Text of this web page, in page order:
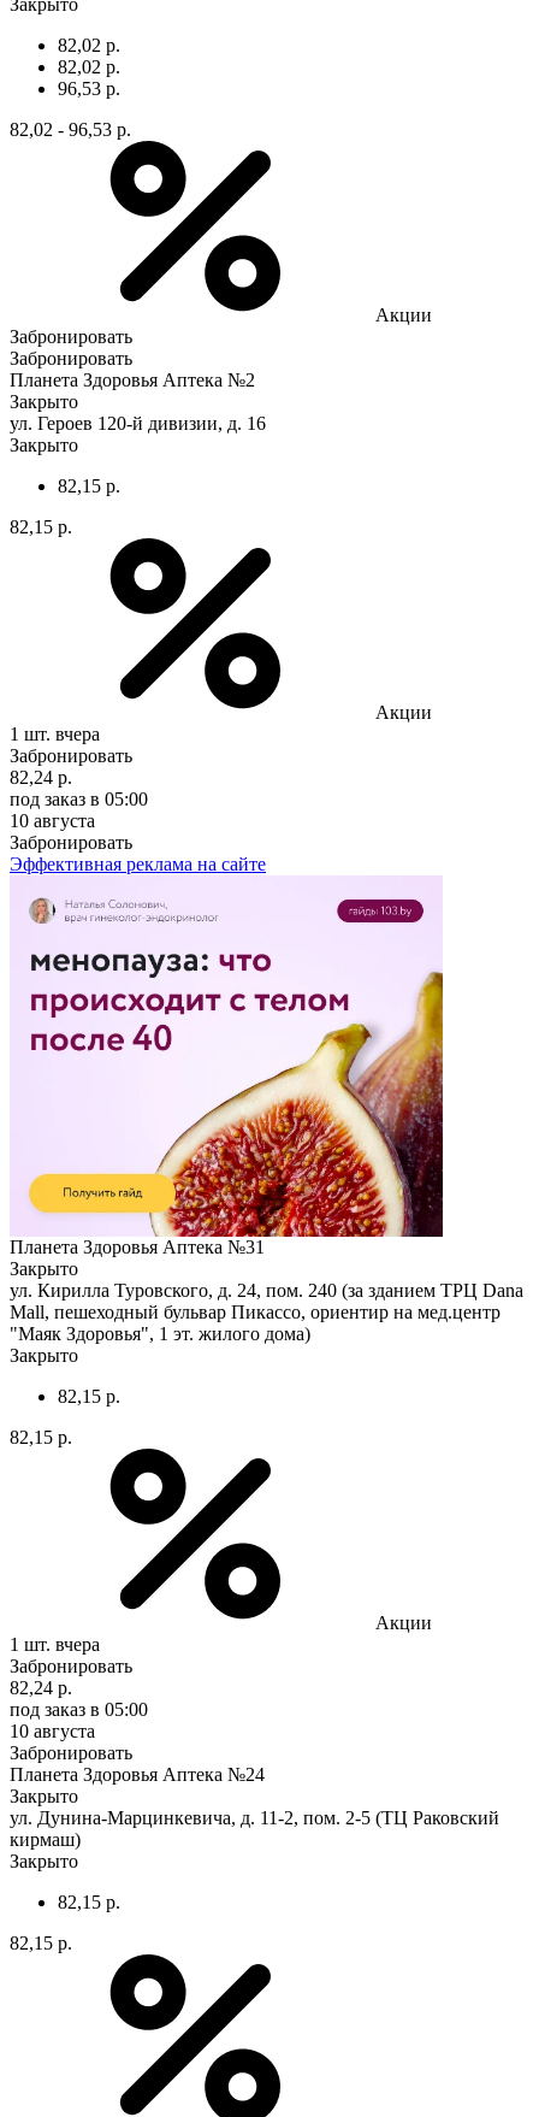
82,02 р.
82,02 р.
96,53 р.
82,02 - 96,53 р.
Акции
Забронировать
Забронировать
Планета Здоровья Аптека №2
Закрыто
ул. Героев 120-й дивизии, д. 16
Закрыто
82,15 р.
82,15 р.
Акции
1 шт. вчера
Забронировать
82,24 р.
под заказ в 05:00
10 августа
Забронировать
Эффективная реклама на сайте
Планета Здоровья Аптека №31
Закрыто
ул. Кирилла Туровского, д. 24, пом. 240 (за зданием ТРЦ Dana
Mall, пешеходный бульвар Пикассо, ориентир на мед.центр
"Маяк Здоровья", 1 эт. жилого дома)
Закрыто
82,15 р.
82,15 р.
Акции
1 шт. вчера
Забронировать
82,24 р.
под заказ в 05:00
10 августа
Забронировать
Планета Здоровья Аптека №24
Закрыто
ул. Дунина-Марцинкевича, д. 11-2, пом. 2-5 (ТЦ Раковский
кирмаш)
Закрыто
82,15 р.
82,15 р.